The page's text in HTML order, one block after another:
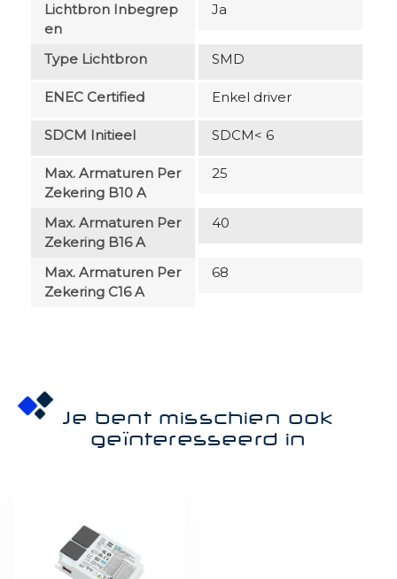
Lichtbron Inbegrep
En
Ja
Type Lichtbron SMD
ENEC Certified Enkel driver
SDCM Initieel SDCM< 6
Max. Armaturen Per
Zekering B10 A
25
Max. Armaturen Per
Zekering B16 A
40
Max. Armaturen Per
Zekering C16 A
68
Je bent misschien ook
geïnteresseerd in